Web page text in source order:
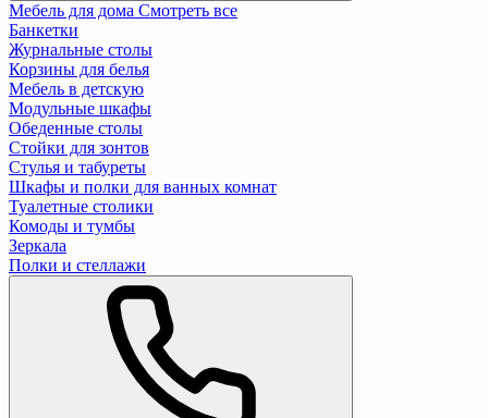
Мебель для дома Смотреть все
Банкетки
Журнальные столы
Корзины для белья
Мебель в детскую
Модульные шкафы
Обеденные столы
Стойки для зонтов
Стулья и табуреты
Шкафы и полки для ванных комнат
Туалетные столики
Комоды и тумбы
Зеркала
Полки и стеллажи